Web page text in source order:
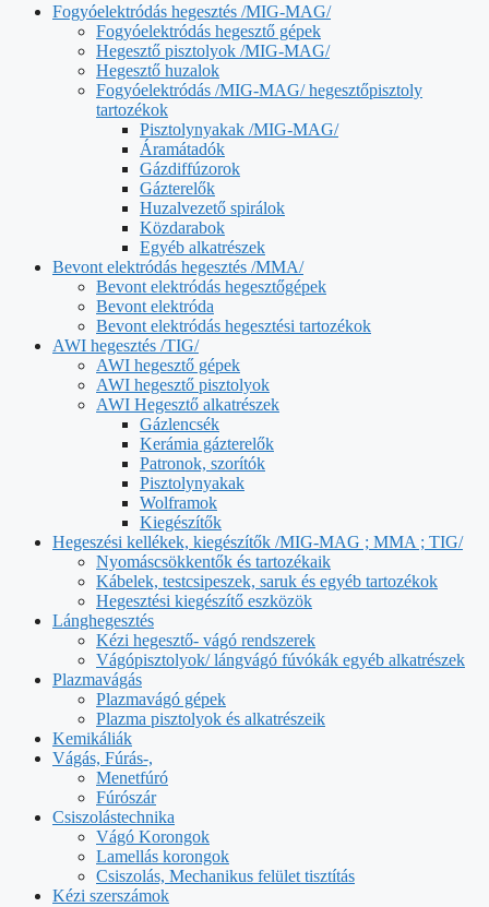
Fogyóelektródás hegesztés /MIG-MAG/
Fogyóelektródás hegesztő gépek
Hegesztő pisztolyok /MIG-MAG/
Hegesztő huzalok
Fogyóelektródás /MIG-MAG/ hegesztőpisztoly
tartozékok
Pisztolynyakak /MIG-MAG/
Áramátadók
Gázdiffúzorok
Gázterelők
Huzalvezető spirálok
Közdarabok
Egyéb alkatrészek
Bevont elektródás hegesztés /MMA/
Bevont elektródás hegesztőgépek
Bevont elektróda
Bevont elektródás hegesztési tartozékok
AWI hegesztés /TIG/
AWI hegesztő gépek
AWI hegesztő pisztolyok
AWI Hegesztő alkatrészek
Gázlencsék
Kerámia gázterelők
Patronok, szorítók
Pisztolynyakak
Wolframok
Kiegészítők
Hegeszési kellékek, kiegészítők /MIG-MAG ; MMA ; TIG/
Nyomáscsökkentők és tartozékaik
Kábelek, testcsipeszek, saruk és egyéb tartozékok
Hegesztési kiegészítő eszközök
Lánghegesztés
Kézi hegesztő- vágó rendszerek
Vágópisztolyok/ lángvágó fúvókák egyéb alkatrészek
Plazmavágás
Plazmavágó gépek
Plazma pisztolyok és alkatrészeik
Kemikáliák
Vágás, Fúrás-,
Menetfúró
Fúrószár
Csiszolástechnika
Vágó Korongok
Lamellás korongok
Csiszolás, Mechanikus felület tisztítás
Kézi szerszámok